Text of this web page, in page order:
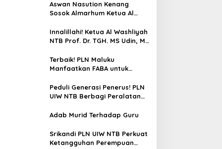
Mamoa Hingga Lepas Tukik
Aswan Nasution Kenang
Sosok Almarhum Ketua Al
MS Udin, MA
Innalillahi! Ketua Al Washliyah
NTB Prof. Dr. TGH. MS Udin, MA
Terbaik! PLN Maluku
Manfaatkan FABA untuk
Tidore
Peduli Generasi Penerus! PLN
UIW NTB Berbagi Peralatan
Adab Murid Terhadap Guru
Srikandi PLN UIW NTB Perkuat
Ketangguhan Perempuan